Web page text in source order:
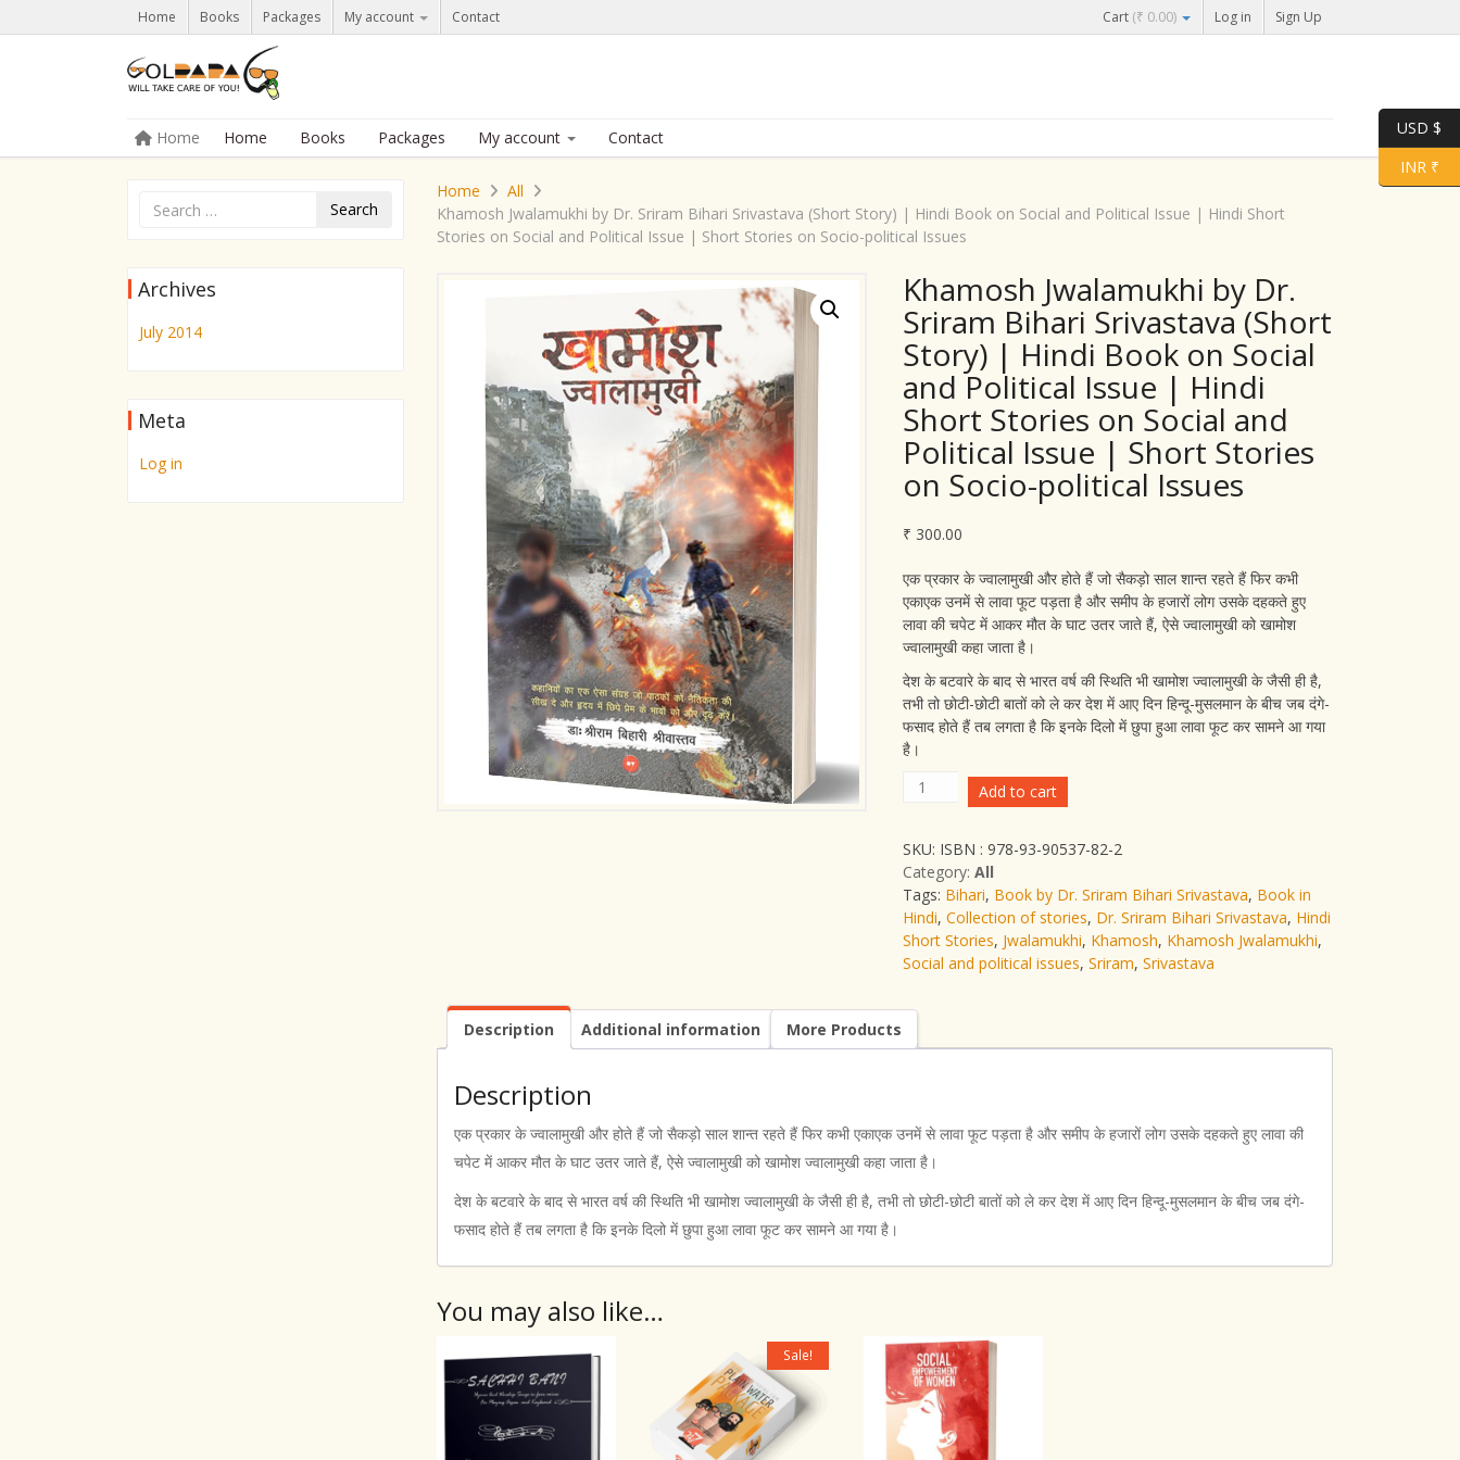
Home Books Packages My account Contact Cart (₹ 0.00) Log in Sign Up
Menu
Skip to content
Home Home Books Packages My account Contact
Search
Archives
July 2014
Meta
Log in
Home
All
Khamosh Jwalamukhi by Dr. Sriram Bihari Srivastava (Short Story) | Hindi Book on Social and Political Issue | Hindi Short
Stories on Social and Political Issue | Short Stories on Socio-political Issues
Khamosh Jwalamukhi by Dr.
Sriram Bihari Srivastava (Short
Story) | Hindi Book on Social
and Political Issue | Hindi
Short Stories on Social and
Political Issue | Short Stories
on Socio-political Issues
₹ 300.00
एक प्रकार के ज्वालामुखी और होते हैं जो सैकड़ो साल शान्त रहते हैं फिर कभी
एकाएक उनमें से लावा फूट पड़ता है और समीप के हजारों लोग उसके दहकते हुए
लावा की चपेट में आकर मौत के घाट उतर जाते हैं, ऐसे ज्वालामुखी को खामोश
ज्वालामुखी कहा जाता है।
देश के बटवारे के बाद से भारत वर्ष की स्थिति भी खामोश ज्वालामुखी के जैसी ही है,
तभी तो छोटी-छोटी बातों को ले कर देश में आए दिन हिन्दू-मुसलमान के बीच जब दंगे-
फसाद होते हैं तब लगता है कि इनके दिलो में छुपा हुआ लावा फूट कर सामने आ गया
है।
Khamosh
Jwalamukhi
Dr.
Sriram
Bihari
Srivastava
(Short
Story)
Hindi
on
Political
Issue
|
Hindi
Issue
|
Short
Stories
on
Add to cart
SKU: ISBN : 978-93-90537-82-2
Category: All
Tags: Bihari, Book by Dr. Sriram Bihari Srivastava, Book in
Hindi, Collection of stories, Dr. Sriram Bihari Srivastava, Hindi
Short Stories, Jwalamukhi, Khamosh, Khamosh Jwalamukhi,
Social and political issues, Sriram, Srivastava
Description Additional information More Products
Description
एक प्रकार के ज्वालामुखी और होते हैं जो सैकड़ो साल शान्त रहते हैं फिर कभी एकाएक उनमें से लावा फूट पड़ता है और समीप के हजारों लोग उसके दहकते हुए लावा की
चपेट में आकर मौत के घाट उतर जाते हैं, ऐसे ज्वालामुखी को खामोश ज्वालामुखी कहा जाता है।
देश के बटवारे के बाद से भारत वर्ष की स्थिति भी खामोश ज्वालामुखी के जैसी ही है, तभी तो छोटी-छोटी बातों को ले कर देश में आए दिन हिन्दू-मुसलमान के बीच जब दंगे-
फसाद होते हैं तब लगता है कि इनके दिलो में छुपा हुआ लावा फूट कर सामने आ गया है।
You may also like…
Sale!
USD $
INR ₹